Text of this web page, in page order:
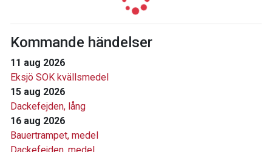
Kommande händelser
11 aug 2026
Eksjö SOK kvällsmedel
15 aug 2026
Dackefejden, lång
16 aug 2026
Bauertrampet, medel